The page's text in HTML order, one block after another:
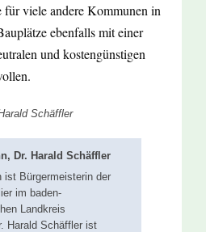
viele andere Kommunen in
ebenfalls mit einer
und kostengünstigen
Schäffler
Dr. Harald Schäffler
ist Bürgermeisterin der
im baden-
Landkreis
Harald Schäffler ist